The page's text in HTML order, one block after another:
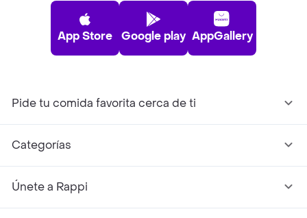
App Store Google play AppGallery
Pide tu comida favorita cerca de ti
Categorías
Únete a Rappi